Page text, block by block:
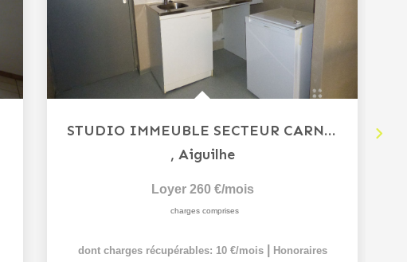
STUDIO IMMEUBLE SECTEUR CARNOT
, Aiguilhe
Loyer 260 €/mois
charges comprises
dont charges récupérables: 10 €/mois
Honoraires